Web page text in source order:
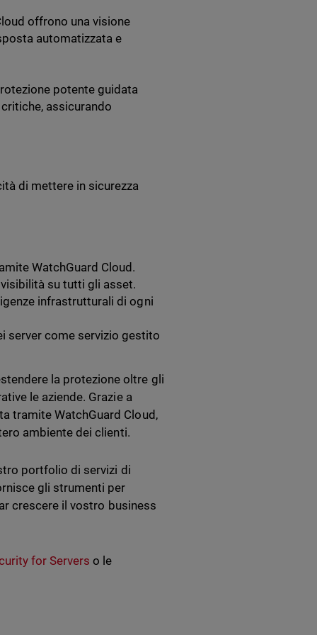
offrono una visione
automatizzata e
potente guidata
assicurando
di mettere in sicurezza
WatchGuard Cloud.
su tutti gli asset.
infrastrutturali di ogni
server come servizio gestito
la protezione oltre gli
le aziende. Grazie a
tramite WatchGuard Cloud,
ambiente dei clienti.
portfolio di servizi di
gli strumenti per
crescere il vostro business
for Servers o le